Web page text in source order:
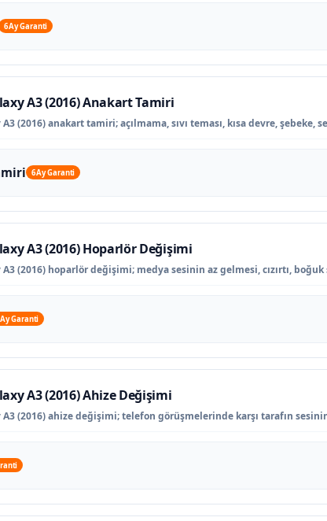
6 Ay Garanti
A3 (2016) Anakart Tamiri
(2016) anakart tamiri; açılmama, sıvı teması, kısa devre,
6 Ay Garanti
A3 (2016) Hoparlör Değişimi
(2016) hoparlör değişimi; medya sesinin az gelmesi, cızırtı, boğuk
Ay Garanti
A3 (2016) Ahize Değişimi
A3 (2016) ahize değişimi; telefon görüşmelerinde karşı tarafın